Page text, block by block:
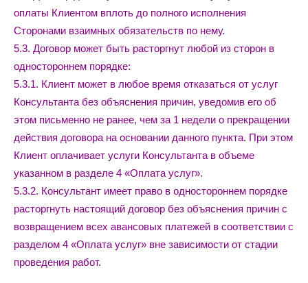
оплаты Клиентом вплоть до полного исполнения
Сторонами взаимных обязательств по нему.
5.3. Договор может быть расторгнут любой из сторон в
одностороннем порядке:
5.3.1. Клиент может в любое время отказаться от услуг
Консультанта без объяснения причин, уведомив его об
этом письменно не ранее, чем за 1 недели о прекращении
действия договора на основании данного пункта. При этом
Клиент оплачивает услуги Консультанта в объеме
указанном в разделе 4 «Оплата услуг».
5.3.2. Консультант имеет право в одностороннем порядке
расторгнуть настоящий договор без объяснения причин с
возвращением всех авансовых платежей в соответствии с
разделом 4 «Оплата услуг» вне зависимости от стадии
проведения работ.